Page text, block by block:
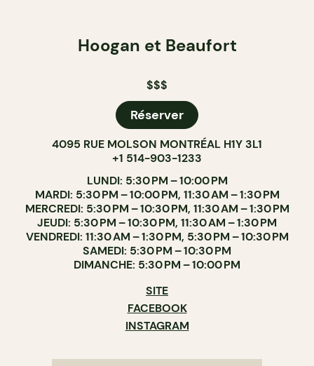
Hoogan et Beaufort
$$$
Réserver
4095 RUE MOLSON MONTRÉAL H1Y 3L1
+1 514-903-1233
LUNDI: 5:30 PM – 10:00 PM
MARDI: 5:30 PM – 10:00 PM, 11:30 AM – 1:30 PM
MERCREDI: 5:30 PM – 10:30 PM, 11:30 AM – 1:30 PM
JEUDI: 5:30 PM – 10:30 PM, 11:30 AM – 1:30 PM
VENDREDI: 11:30 AM – 1:30 PM, 5:30 PM – 10:30 PM
SAMEDI: 5:30 PM – 10:30 PM
DIMANCHE: 5:30 PM – 10:00 PM
SITE
FACEBOOK
INSTAGRAM